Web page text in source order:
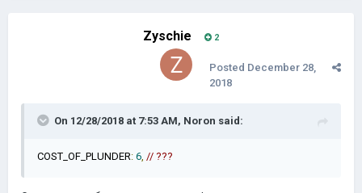
Zyschie 2
Posted December 28,
2018
On 12/28/2018 at 7:53 AM, Noron said:
COST_OF_PLUNDER: 6, // ???